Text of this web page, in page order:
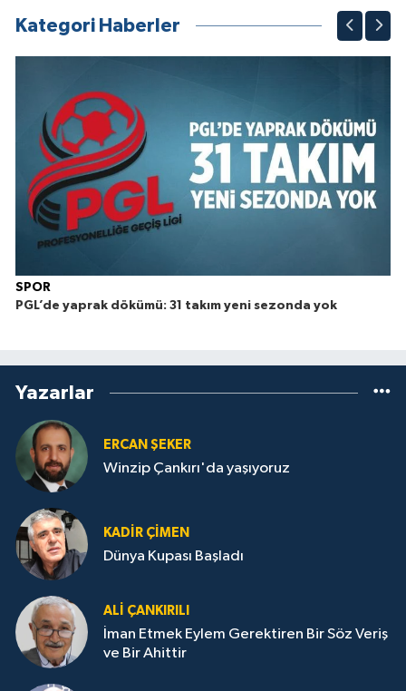
Kategori Haberler
SPOR
PGL’de yaprak dökümü: 31 takım yeni sezonda yok
Yazarlar
ERCAN ŞEKER
Winzip Çankırı'da yaşıyoruz
KADIR ÇIMEN
Dünya Kupası Başladı
ALI ÇANKIRILI
İman Etmek Eylem Gerektiren Bir Söz Veriş
ve Bir Ahittir